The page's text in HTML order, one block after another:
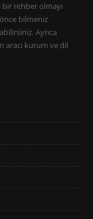
rehber olmayı
bilmeniz
Ayrıca
aracı kurum ve dil